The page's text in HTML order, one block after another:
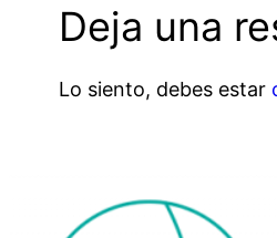
Deja una
Lo siento, debes estar